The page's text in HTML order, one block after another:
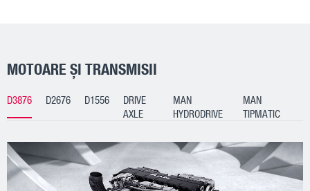
MOTOARE ȘI TRANSMISII
D3876 D2676 D1556
DRIVE
AXLE
MAN
HYDRODRIVE
MAN
TIPMATIC